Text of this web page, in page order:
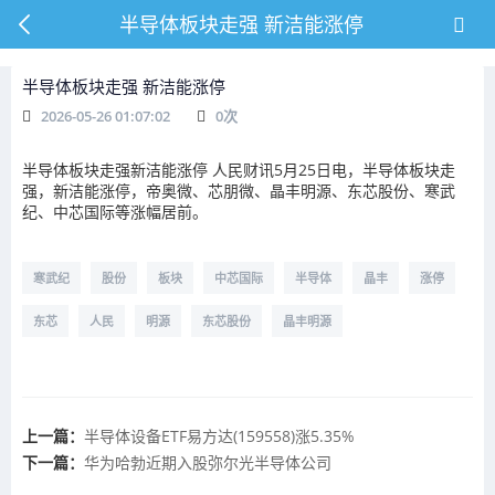
半导体板块走强 新洁能涨停
半导体板块走强 新洁能涨停
2026-05-26 01:07:02 0次
半导体板块走强新洁能涨停 人民财讯5月25日电，半导体板块走
强，新洁能涨停，帝奥微、芯朋微、晶丰明源、东芯股份、寒武
纪、中芯国际等涨幅居前。
寒武纪 股份 板块 中芯国际 半导体 晶丰 涨停
东芯 人民 明源 东芯股份 晶丰明源
上一篇： 半导体设备ETF易方达(159558)涨5.35%
下一篇： 华为哈勃近期入股弥尔光半导体公司